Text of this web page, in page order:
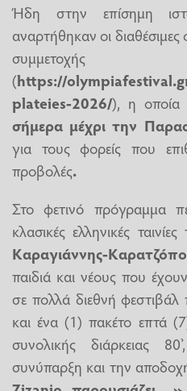
Ήδη στην επίσημη
αναρτήθηκαν οι διαθέσιμες
συμμετοχής
(https://
plateies-2026/), η οποία
σήμερα μέχρι την
για τους φορείς που
προβολές.
Στο φετινό πρόγραμμα
κλασικές ελληνικές
Καραγιάννης-
παιδιά και νέους που
σε πολλά διεθνή φεστιβάλ
και ένα (1) πακέτο επτά
συνολικής διάρκειας
συνύπαρξη και την